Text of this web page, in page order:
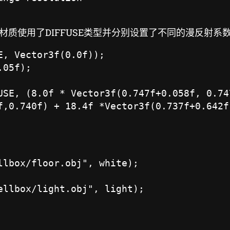
使用了DIFFUSE类型并分别设置了不同的漫反射系
Vector3f(0.0f));
(8.0f * Vector3f(0.747f+0.058f,
+ 18.4f
floor.obj", white);
light.obj", light);